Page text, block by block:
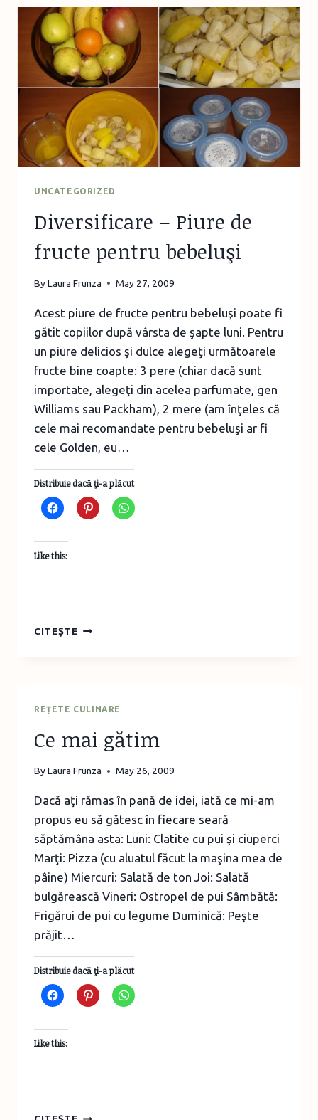
UNCATEGORIZED
Diversificare – Piure de
fructe pentru bebeluşi
ByLaura Frunza May 27, 2009
Acest piure de fructe pentru bebeluşi poate fi
gătit copiilor după vârsta de şapte luni. Pentru
un piure delicios şi dulce alegeţi următoarele
fructe bine coapte: 3 pere (chiar dacă sunt
importate, alegeţi din acelea parfumate, gen
Williams sau Packham), 2 mere (am înţeles că
cele mai recomandate pentru bebeluşi ar fi
cele Golden, eu…
Distribuie dacă ţi-a plăcut
Like this:
CITEȘTEDIVERSIFICARE
REȚETE CULINARE
Ce mai gătim
ByLaura Frunza May 26, 2009
Dacă aţi rămas în pană de idei, iată ce mi-am
propus eu să gătesc în fiecare seară
săptămâna asta: Luni: Clatite cu pui şi ciuperci
Marţi: Pizza (cu aluatul făcut la maşina mea de
pâine) Miercuri: Salată de ton Joi: Salată
bulgărească Vineri: Ostropel de pui Sâmbătă:
Frigărui de pui cu legume Duminică: Peşte
prăjit…
Distribuie dacă ţi-a plăcut
Like this:
CE